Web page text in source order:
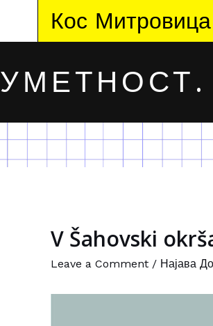
Кос Митровица
УМЕТНОСТ.
V Šahovski
Leave a Comment / Најава